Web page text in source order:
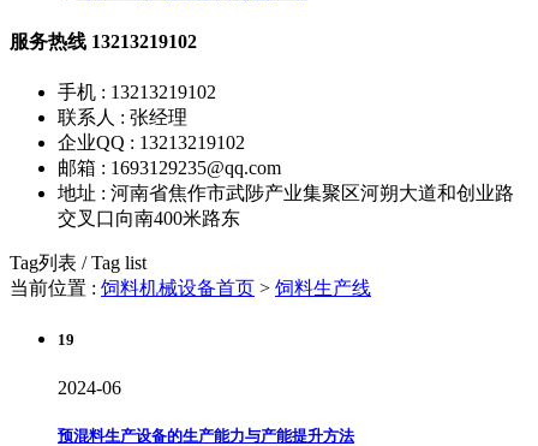
服务热线 13213219102
手机 : 13213219102
联系人 : 张经理
企业QQ : 13213219102
邮箱 : 1693129235@qq.com
地址 : 河南省焦作市武陟产业集聚区河朔大道和创业路
交叉口向南400米路东
Tag列表 / Tag list
当前位置 : 饲料机械设备首页 > 饲料生产线
19
2024-06
预混料生产设备的生产能力与产能提升方法